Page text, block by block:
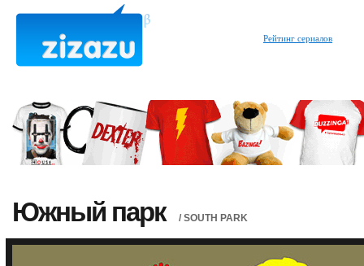
Рейтинг сериалов
Южный парк / SOUTH PARK